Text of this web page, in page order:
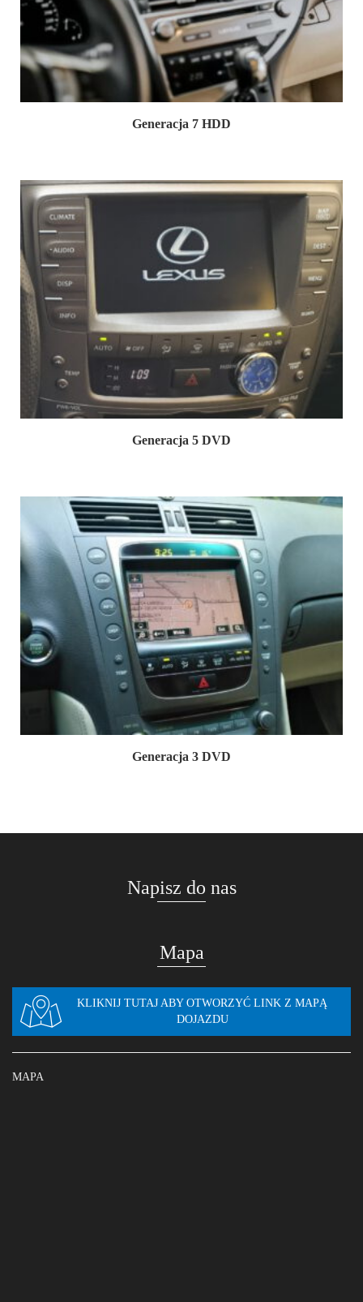
Generacja 7 HDD
Generacja 5 DVD
Generacja 3 DVD
Napisz do nas
Mapa
KLIKNIJ TUTAJ ABY OTWORZYĆ LINK Z MAPĄ
DOJAZDU
MAPA